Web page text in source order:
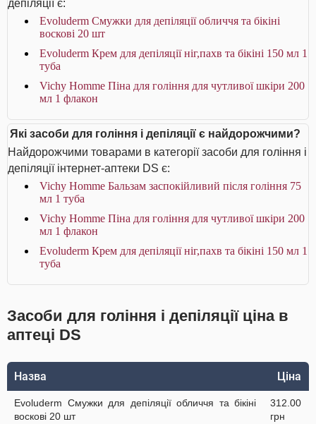
депіляції є:
Evoluderm Смужки для депіляції обличчя та бікіні
воскові 20 шт
Evoluderm Крем для депіляції ніг,пахв та бікіні 150 мл 1
туба
Vichy Homme Піна для гоління для чутливої шкіри 200
мл 1 флакон
Які засоби для гоління і депіляції є найдорожчими?
Найдорожчими товарами в категорії засоби для гоління і
депіляції інтернет-аптеки DS є:
Vichy Homme Бальзам заспокійливий після гоління 75
мл 1 туба
Vichy Homme Піна для гоління для чутливої шкіри 200
мл 1 флакон
Evoluderm Крем для депіляції ніг,пахв та бікіні 150 мл 1
туба
Засоби для гоління і депіляції ціна в
аптеці DS
Назва Ціна
Evoluderm Смужки для депіляції обличчя та бікіні
воскові 20 шт
312.00
грн